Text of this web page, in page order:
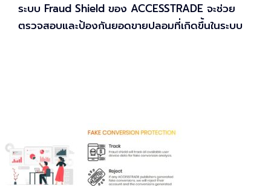
ระบบ Fraud Shield ของ ACCESSTRADE จะช่วย
ตรวจสอบและป้องกันยอดขายปลอมที่เกิดขึ้นในระบบ